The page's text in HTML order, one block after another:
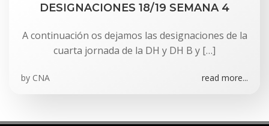
DESIGNACIONES 18/19 SEMANA 4
A continuación os dejamos las designaciones de la
cuarta jornada de la DH y DH B y […]
by CNA read more...